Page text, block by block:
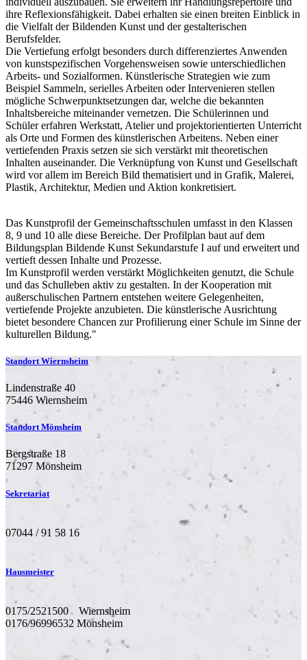
ihre Reflexionsfähigkeit. Dabei erhalten sie einen breiten Einblick in
die Vielfalt der Bildenden Kunst und der gestalterischen
Berufsfelder.
Die Vertiefung erfolgt besonders durch differenziertes Anwenden
von kunstspezifischen Vorgehensweisen sowie unterschiedlichen
Arbeits- und Sozialformen. Künstlerische Strategien wie zum
Beispiel Sammeln, serielles Arbeiten oder Intervenieren stellen
mögliche Schwerpunktsetzungen dar, welche die bekannten
Inhaltsbereiche miteinander vernetzen. Die Schülerinnen und
Schüler erfahren Werkstatt, Atelier und projektorientierten Unterricht
als Orte und Formen des künstlerischen Arbeitens. Neben einer
vertiefenden Praxis setzen sie sich verstärkt mit theoretischen
Inhalten auseinander. Die Verknüpfung von Kunst und Gesellschaft
wird vor allem im Bereich Bild thematisiert und in Grafik, Malerei,
Plastik, Architektur, Medien und Aktion konkretisiert.
Das Kunstprofil der Gemeinschaftsschulen umfasst in den Klassen
8, 9 und 10 alle diese Bereiche. Der Profilplan baut auf dem
Bildungsplan Bildende Kunst Sekundarstufe I auf und erweitert und
vertieft dessen Inhalte und Prozesse.
Im Kunstprofil werden verstärkt Möglichkeiten genutzt, die Schule
und das Schulleben aktiv zu gestalten. In der Kooperation mit
außerschulischen Partnern entstehen weitere Gelegenheiten,
vertiefende Projekte anzubieten. Die künstlerische Ausrichtung
bietet besondere Chancen zur Profilierung einer Schule im Sinne der
kulturellen Bildung."
Standort Wiernsheim
Lindenstraße 40
75446 Wiernsheim
Standort Mönsheim
Bergstraße 18
71297 Mönsheim
Sekretariat
07044 / 91 58 16
Hausmeister
0175/2521500Wiernsheim
0176/96996532 Mönsheim